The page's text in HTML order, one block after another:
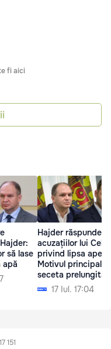
fi aici
să lase
apă
Hajder răspunde
acuzațiilor lui
privind lipsa apei:
Motivul principal
seceta prelungită
17 Iul. 17:04
17 151